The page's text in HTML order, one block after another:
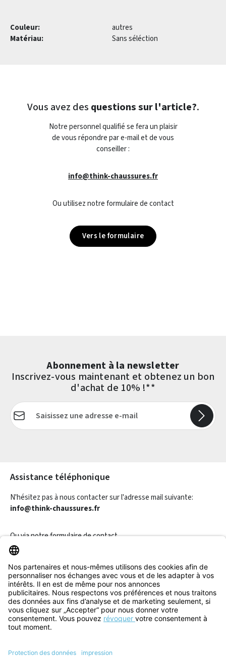
Couleur:
autres
Matériau:
Sans séléction
Vous avez des questions sur l'article?.
Notre personnel qualifié se fera un plaisir
de vous répondre par e-mail et de vous
conseiller :
info@think-chaussures.fr
Ou utilisez notre formulaire de contact
Vers le formulaire
Abonnement à la newsletter
Inscrivez-vous maintenant et obtenez un bon
d'achat de 10% !**
Adresse e-mail*
Assistance téléphonique
N'hésitez pas à nous contacter sur l'adresse mail suivante:
info@think-chaussures.fr
Ou via notreformulaire de contact.
Révoquer un contrat
Informations
Aide & Contact